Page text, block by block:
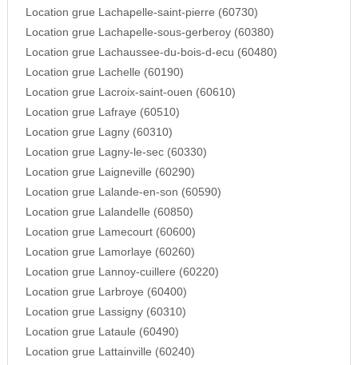
Location grue Lachapelle-saint-pierre (60730)
Location grue Lachapelle-sous-gerberoy (60380)
Location grue Lachaussee-du-bois-d-ecu (60480)
Location grue Lachelle (60190)
Location grue Lacroix-saint-ouen (60610)
Location grue Lafraye (60510)
Location grue Lagny (60310)
Location grue Lagny-le-sec (60330)
Location grue Laigneville (60290)
Location grue Lalande-en-son (60590)
Location grue Lalandelle (60850)
Location grue Lamecourt (60600)
Location grue Lamorlaye (60260)
Location grue Lannoy-cuillere (60220)
Location grue Larbroye (60400)
Location grue Lassigny (60310)
Location grue Lataule (60490)
Location grue Lattainville (60240)